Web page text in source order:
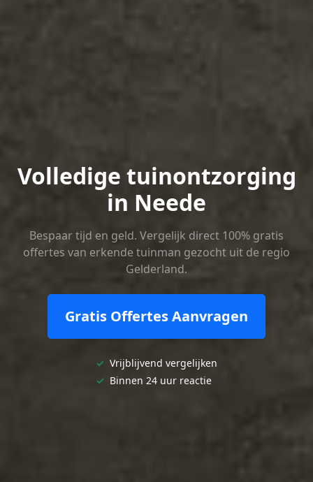
Volledige tuinontzorging
in Neede
Bespaar tijd en geld. Vergelijk direct 100% gratis
offertes van erkende tuinman gezocht uit de regio
Gelderland.
Gratis Offertes Aanvragen
✓ Vrijblijvend vergelijken
✓ Binnen 24 uur reactie